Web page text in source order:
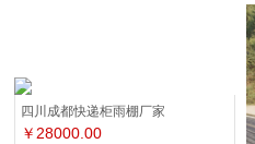
四川成都快递柜雨棚厂家
￥28000.00